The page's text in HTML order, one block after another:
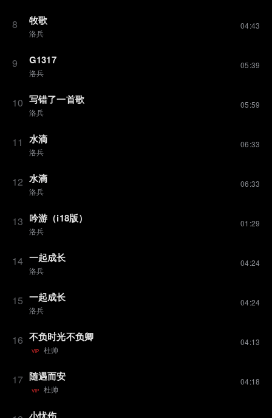
8 牧歌
洛兵
04:43
9 G1317
洛兵
05:39
10 写错了一首歌
洛兵
05:59
11 水滴
洛兵
06:33
12 水滴
洛兵
06:33
13 吟游（i18版）
洛兵
01:29
14 一起成长
洛兵
04:24
15 一起成长
洛兵
04:24
16 不负时光不负卿
VIP 杜帅
04:13
17 随遇而安
VIP 杜帅
04:18
小忧伤